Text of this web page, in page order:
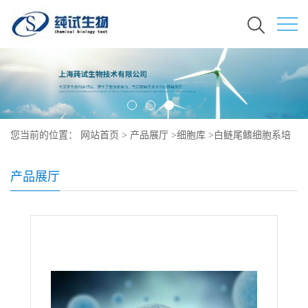
您当前的位置： 网站首页 > 产品展厅 >细胞库 > 白鲢尾鳍细胞系培
产品展厅